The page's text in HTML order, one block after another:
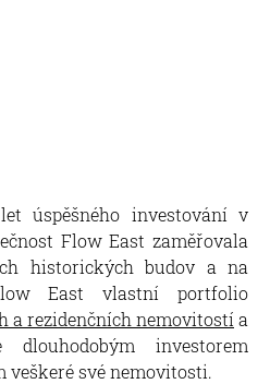
úspěšného investování v
Flow East zaměřovala
historických budov a na
East vlastní portfolio
a rezidenčních nemovitostí a
investorem
své nemovitosti.